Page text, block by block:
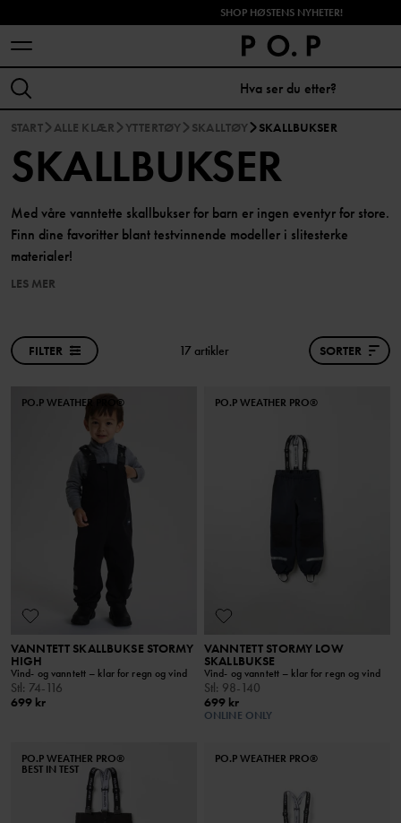
SHOP HØSTENS NYHETER!
START ALLE KLÆR YTTERTØY SKALLTØY SKALLBUKSER
SKALLBUKSER
Med våre vanntette skallbukser for barn er ingen eventyr for store.
Finn dine favoritter blant testvinnende modeller i slitesterke
materialer!
LES MER
FILTER 17 artikler SORTER
PO.P WEATHER PRO®
VANNTETT SKALLBUKSE STORMY
HIGH
Vind- og vanntett – klar for regn og vind
Stl : 74-116
699 kr
PO.P WEATHER PRO®
VANNTETT STORMY LOW
SKALLBUKSE
Vind- og vanntett – klar for regn og vind
Stl : 98-140
699 kr
ONLINE ONLY
PO.P WEATHER PRO®
BEST IN TEST
PO.P WEATHER PRO®